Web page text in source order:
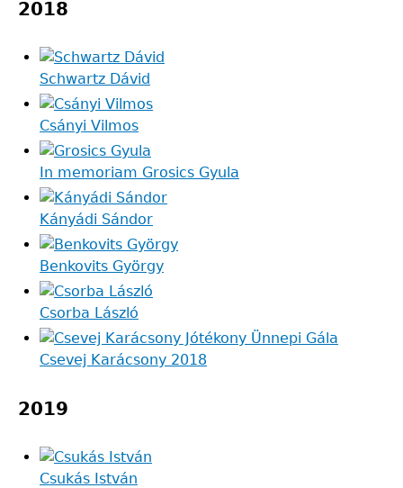
2018
Schwartz Dávid
Csányi Vilmos
In memoriam Grosics Gyula
Kányádi Sándor
Benkovits György
Csorba László
Csevej Karácsony 2018
2019
Csukás István